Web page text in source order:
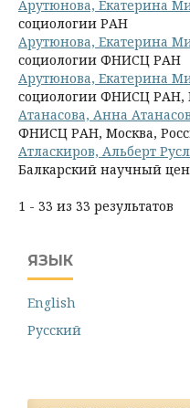
Арутюнова, Екатерина
социологии РАН
Арутюнова, Екатерина
социологии ФНИСЦ РАН
Арутюнова, Екатерина
социологии ФНИСЦ РАН,
Атанасова, Анна
ФНИСЦ РАН, Москва,
Атласкиров, Альберт
Балкарский научный
1 - 33 из 33 результатов
ЯЗЫК
English
Русский